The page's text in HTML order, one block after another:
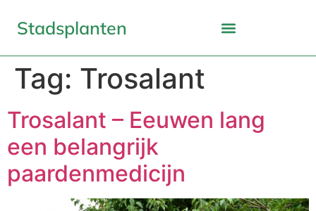
Stadsplanten
Tag: Trosalant
Trosalant – Eeuwen lang
een belangrijk
paardenmedicijn